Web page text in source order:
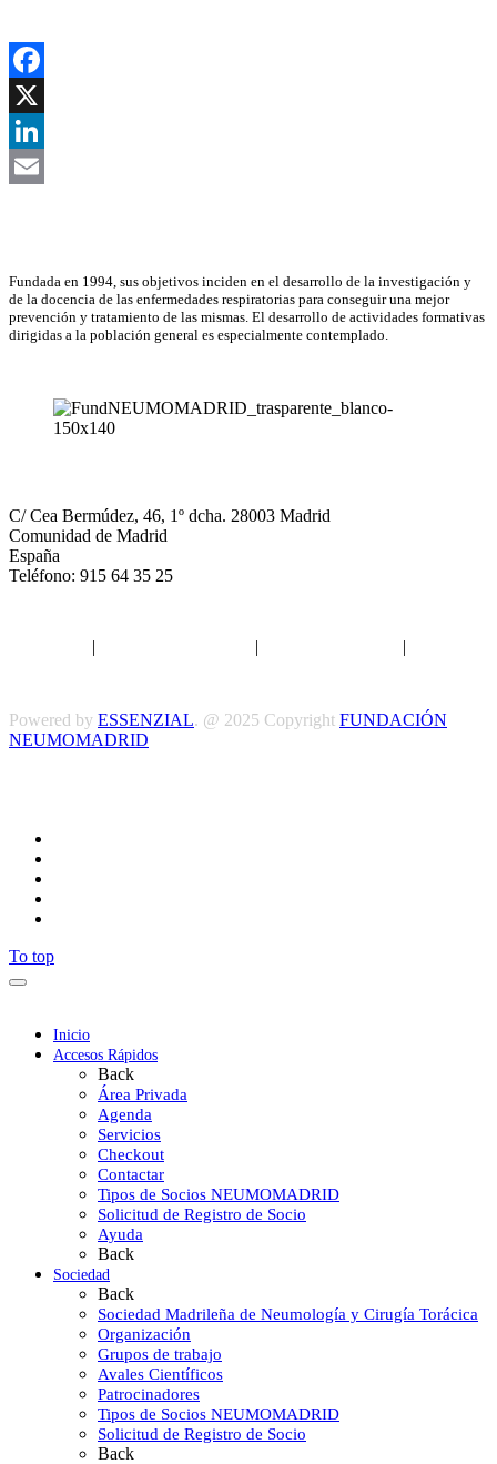
Facebook
X
LinkedIn
Fundada en 1994, sus objetivos inciden en el desarrollo de la investigación y
de la docencia de las enfermedades respiratorias para conseguir una mejor
prevención y tratamiento de las mismas. El desarrollo de actividades formativas
dirigidas a la población general es especialmente contemplado.
C/ Cea Bermúdez, 46, 1º dcha. 28003 Madrid
Comunidad de Madrid
España
Teléfono: 915 64 35 25
| | |
Powered by ESSENZIAL. @ 2025 Copyright FUNDACIÓN
NEUMOMADRID
To top
Inicio
Accesos Rápidos
Back
Área Privada
Agenda
Servicios
Checkout
Contactar
Tipos de Socios NEUMOMADRID
Solicitud de Registro de Socio
Ayuda
Back
Sociedad
Back
Sociedad Madrileña de Neumología y Cirugía Torácica
Organización
Grupos de trabajo
Avales Científicos
Patrocinadores
Tipos de Socios NEUMOMADRID
Solicitud de Registro de Socio
Back